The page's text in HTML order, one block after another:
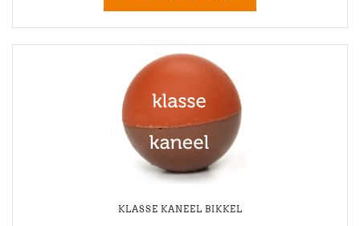
KLASSE KANEEL BIKKEL